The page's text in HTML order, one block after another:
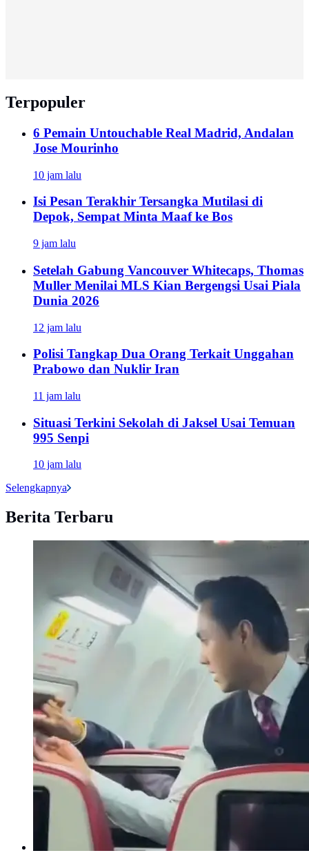
Terpopuler
6 Pemain Untouchable Real Madrid, Andalan
Jose Mourinho
10 jam lalu
Isi Pesan Terakhir Tersangka Mutilasi di
Depok, Sempat Minta Maaf ke Bos
9 jam lalu
Setelah Gabung Vancouver Whitecaps, Thomas
Muller Menilai MLS Kian Bergengsi Usai Piala
Dunia 2026
12 jam lalu
Polisi Tangkap Dua Orang Terkait Unggahan
Prabowo dan Nuklir Iran
11 jam lalu
Situasi Terkini Sekolah di Jaksel Usai Temuan
995 Senpi
10 jam lalu
Selengkapnya
Berita Terbaru